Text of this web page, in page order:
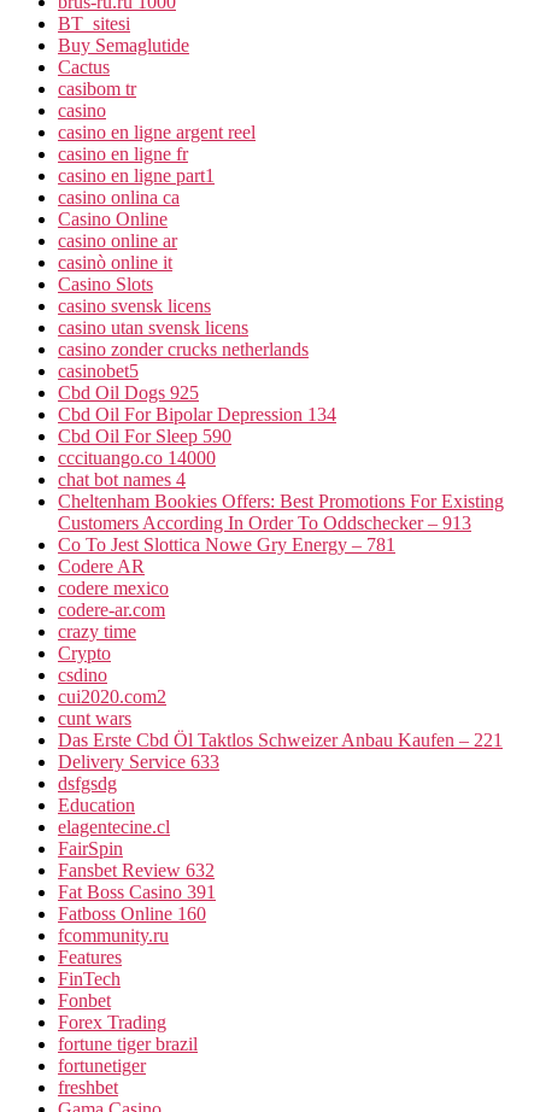
BT_sitesi
Buy Semaglutide
Cactus
casibom tr
casino
casino en ligne argent reel
casino en ligne fr
casino en ligne part1
casino onlina ca
Casino Online
casino online ar
casinò online it
Casino Slots
casino svensk licens
casino utan svensk licens
casino zonder crucks netherlands
casinobet5
Cbd Oil Dogs 925
Cbd Oil For Bipolar Depression 134
Cbd Oil For Sleep 590
cccituango.co 14000
chat bot names 4
Cheltenham Bookies Offers: Best Promotions For Existing
Customers According In Order To Oddschecker – 913
Co To Jest Slottica Nowe Gry Energy – 781
Codere AR
codere mexico
codere-ar.com
crazy time
Crypto
csdino
cui2020.com2
cunt wars
Das Erste Cbd Öl Taktlos Schweizer Anbau Kaufen – 221
Delivery Service 633
dsfgsdg
Education
elagentecine.cl
FairSpin
Fansbet Review 632
Fat Boss Casino 391
Fatboss Online 160
fcommunity.ru
Features
FinTech
Fonbet
Forex Trading
fortune tiger brazil
fortunetiger
freshbet